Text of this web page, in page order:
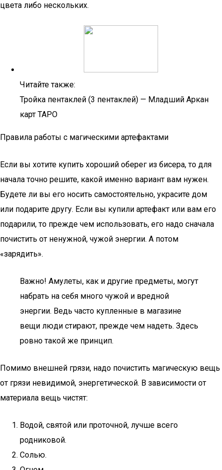
цвета либо нескольких.
Читайте также:
Тройка пентаклей (3 пентаклей) — Младший Аркан
карт ТАРО
Правила работы с магическими артефактами
Если вы хотите купить хороший оберег из бисера, то для
начала точно решите, какой именно вариант вам нужен.
Будете ли вы его носить самостоятельно, украсите дом
или подарите другу. Если вы купили артефакт или вам его
подарили, то прежде чем использовать, его надо сначала
почистить от ненужной, чужой энергии. А потом
«зарядить».
Важно! Амулеты, как и другие предметы, могут
набрать на себя много чужой и вредной
энергии. Ведь часто купленные в магазине
вещи люди стирают, прежде чем надеть. Здесь
ровно такой же принцип.
Помимо внешней грязи, надо почистить магическую вещь
от грязи невидимой, энергетической. В зависимости от
материала вещь чистят:
Водой, святой или проточной, лучше всего
родниковой.
Солью.